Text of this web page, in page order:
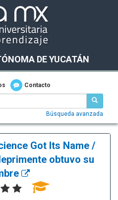
DE YUCATÁN
Contacto
Búsqueda avanzada
Got Its Name /
obtuvo su